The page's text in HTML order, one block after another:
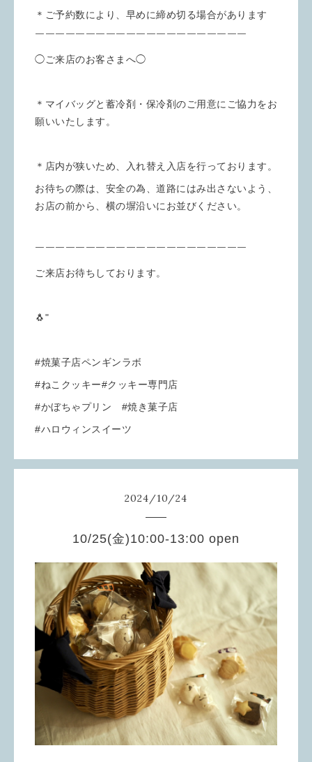
＊ご予約数により、早めに締め切る場合があります
￣￣￣￣￣￣￣￣￣￣￣￣￣￣￣￣￣￣￣￣￣
◯ご来店のお客さまへ◯
＊マイバッグと蓄冷剤・保冷剤のご用意にご協力をお
願いいたします。
＊店内が狭いため、入れ替え入店を行っております。
お待ちの際は、安全の為、道路にはみ出さないよう、
お店の前から、横の塀沿いにお並びください。
￣￣￣￣￣￣￣￣￣￣￣￣￣￣￣￣￣￣￣￣￣
ご来店お待ちしております。
🐧"
#焼菓子店ペンギンラボ
#ねこクッキー#クッキー専門店
#かぼちゃプリン #焼き菓子店
#ハロウィンスイーツ
2024/10/24
10/25(金)10:00-13:00 open